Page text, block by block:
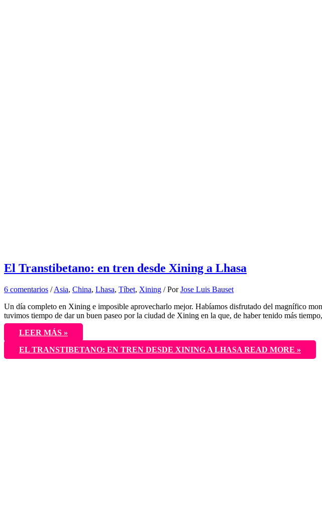
El Transtibetano: en tren desde Xining a Lhasa
6 comentarios /Asia, China, Lhasa, Tíbet, Xining / PorJose Luis Bauset
Un día completo en Xining e imposible aprovecharlo mejor. Habíamos disfrutado del magnífico
tuvimos tiempo de dar un buen paseo por la ciudad de Xining en la que, de haber tenido más
LEER MÁS »
EL TRANSTIBETANO: EN TREN DESDE XINING A LHASA READ MORE »